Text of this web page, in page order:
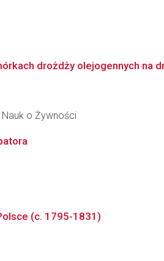
drożdży olejogennych na
Nauk o Żywności
(c. 1795-1831)